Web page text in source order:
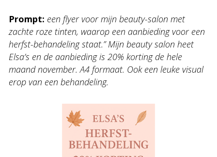
Prompt: een flyer voor mijn beauty-salon met
zachte roze tinten, waarop een aanbieding voor een
herfst-behandeling staat.” Mijn beauty salon heet
Elsa’s en de aanbieding is 20% korting de hele
maand november. A4 formaat. Ook een leuke visual
erop van een behandeling.